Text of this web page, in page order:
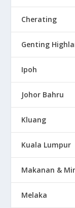
Cherating
Genting
Ipoh
Johor Bahru
Kluang
Kuala Lumpur
Makanan &
Melaka